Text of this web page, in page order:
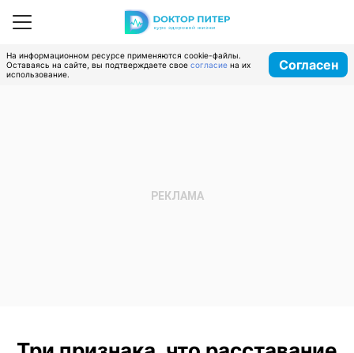
На информационном ресурсе применяются cookie-файлы.
Оставаясь на сайте, вы подтверждаете свое согласие на их
использование.
Согласен